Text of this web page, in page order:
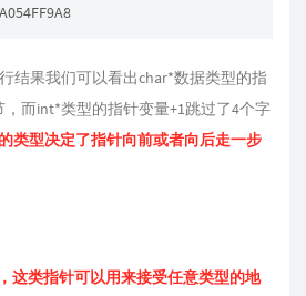
结果我们可以看出char*数据类型的指
，而int*类型的指针变量+1跳过了4个字
类型决定了指针向前或者向后走一步
这类指针可以用来接受任意类型的地